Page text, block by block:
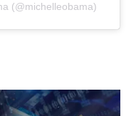
(@michelleobama)